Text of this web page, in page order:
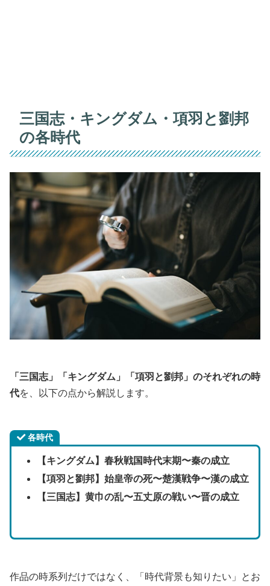
三国志・キングダム・項羽と劉邦
の各時代
「三国志」「キングダム」「項羽と劉邦」のそれぞれの時
代を、以下の点から解説します。
各時代
【キングダム】春秋戦国時代末期〜秦の成立
【項羽と劉邦】始皇帝の死〜楚漢戦争〜漢の成立
【三国志】黄巾の乱〜五丈原の戦い〜晋の成立
作品の時系列だけではなく、「時代背景も知りたい」とお